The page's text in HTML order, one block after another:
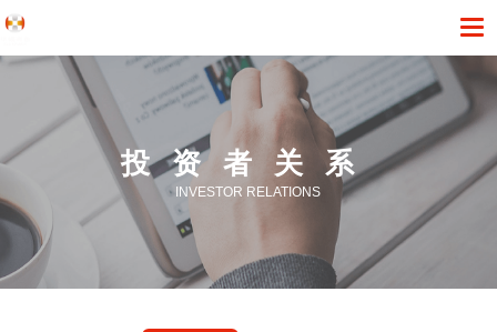
投资者关系
INVESTOR RELATIONS